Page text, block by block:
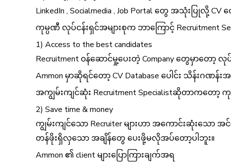
LinkedIn , Socialmedia , Job Portal တွေ အသုံ
ကုမ္ပဏီ လုပ်ငန်းရှင်အများစုက ဘာကြောင့်
1) Access to the best candidates
Recruitment ၀န်ဆောင်မှု့ပေးတဲ့ Company တွေမှာ
Ammon မှာဆိုရင်တော့ CV Database ပေါင်း သိန်းဂဏန်
အကျွမ်းကျင်ဆုံး Recruitment Specialistဆိုတာကတော့ ကု
2) Save time & money
ကျွမ်းကျင်သော Recruiter များဟာ အကောင်း‌ဆုံးသော
တန်ဖိုးရှိလှသော အချိန်တွေ ပေးဖို့မလိုအပ်တော့ပါဘူး။
Ammon ၏ client များပြောကြားချက်အရ